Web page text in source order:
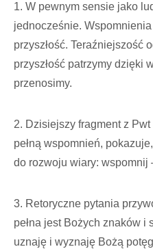
1. W pewnym sensie jako
jednocześnie.
przyszłość. Teraźniejszość
przyszłość patrzymy dzięki
przenosimy.
2. Dzisiejszy fragment z
pełną wspomnień,
do rozwoju wiary: wspomnij
3. Retoryczne pytania
pełna jest Bożych znaków i
uznaję i wyznaję Bożą